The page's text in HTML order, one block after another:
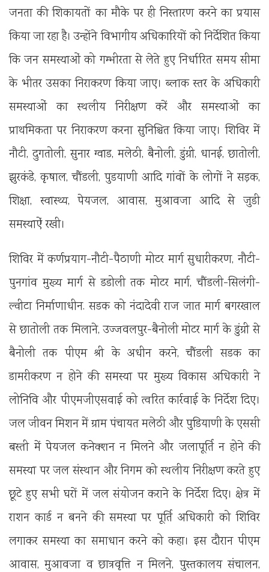
जनता की शिकायतों का मौके पर ही निस्तारण करने का प्रयास
किया जा रहा है। उन्होंने विभागीय अधिकारियों को निर्देशित किया
कि जन समस्याओं को गम्भीरता से लेते हुए निर्धारित समय सीमा
के भीतर उसका निराकरण किया जाए। ब्लाक स्तर के अधिकारी
समस्याओं का स्थलीय निरीक्षण करें और समस्याओं का
प्राथमिकता पर निराकरण करना सुनिश्चित किया जाए। शिविर में
नौटी, दुगतोली, सुनार ग्वाड, मलेठी, बैनोली, डुंग्री, धानई, छातोली,
झुरकंडे, कृषाल, चौंडली, पुडयाणी आदि गांवों के लोगों ने सड़क,
शिक्षा, स्वास्थ्य, पेयजल, आवास, मुआवजा आदि से जुडी
समस्याऐं रखी।
शिविर में कर्णप्रयाग-नौटी-पैठाणी मोटर मार्ग सुधारीकरण, नौटी-
पुनगांव मुख्य मार्ग से डडोली तक मोटर मार्ग, चौंडली-सिलंगी-
ल्वीटा निर्माणाधीन. सडक को नंदादेवी राज जात मार्ग बगरखाल
से छातोली तक मिलाने, उज्जवलपुर-बैनोली मोटर मार्ग के डुंग्री से
बैनोली तक पीएम श्री के अधीन करने, चौंडली सडक का
डामरीकरण न होने की समस्या पर मुख्य विकास अधिकारी ने
लोनिवि और पीएमजीएसवाई को त्वरित कार्रवाई के निर्देश दिए।
जल जीवन मिशन में ग्राम पंचायत मलेठी और पुडियाणी के एससी
बस्ती में पेयजल कनेक्शन न मिलने और जलापूर्ति न होने की
समस्या पर जल संस्थान और निगम को स्थलीय निरीक्षण करते हुए
छूटे हुए सभी घरों में जल संयोजन कराने के निर्देश दिए। क्षेत्र में
राशन कार्ड न बनने की समस्या पर पूर्ति अधिकारी को शिविर
लगाकर समस्या का समाधान करने को कहा। इस दौरान पीएम
आवास, मुआवजा व छात्रवृत्ति न मिलने, पुस्तकालय संचालन,